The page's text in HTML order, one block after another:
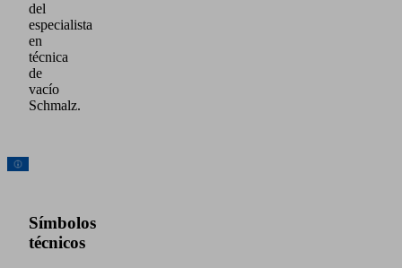
del
especialista
en
técnica
de
vacío
Schmalz.
Símbolos
técnicos